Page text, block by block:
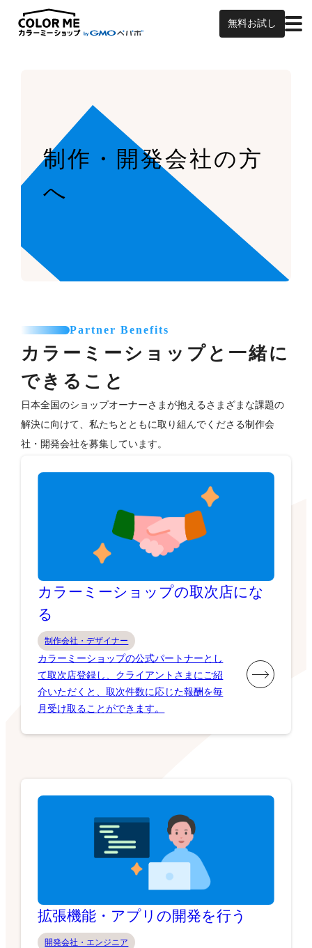
無料お試し
制作・開発会社の方
へ
Partner Benefits
カラーミーショップと一緒に
できること
日本全国のショップオーナーさまが抱えるさまざまな課題の
解決に向けて、私たちとともに取り組んでくださる制作会
社・開発会社を募集しています。
カラーミーショップの取次店にな
る
制作会社・デザイナー
カラーミーショップの公式パートナーとし
て取次店登録し、クライアントさまにご紹
介いただくと、取次件数に応じた報酬を毎
月受け取ることができます。
拡張機能・アプリの開発を行う
開発会社・エンジニア